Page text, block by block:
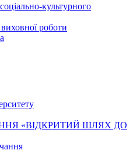
культурного
роботи
«ВІДКРИТИЙ ШЛЯХ ДО